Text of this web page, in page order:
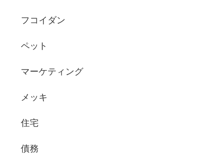
フコイダン
ペット
マーケティング
メッキ
住宅
債務